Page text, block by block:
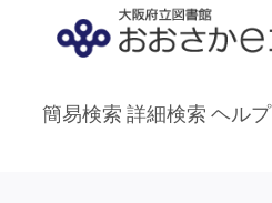
簡易検索 詳細検索 ヘルプ